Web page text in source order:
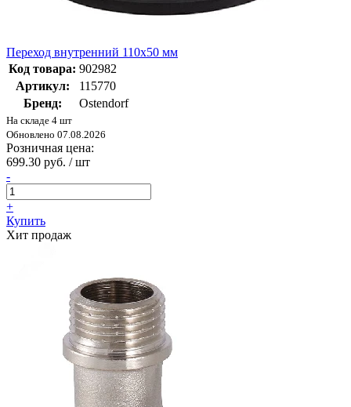
Переход внутренний 110х50 мм
Код товара: 902982
Артикул:
115770
Бренд:
Ostendorf
На складе 4 шт
Обновлено 07.08.2026
Розничная цена:
699.30 руб. / шт
-
+
Купить
Хит продаж